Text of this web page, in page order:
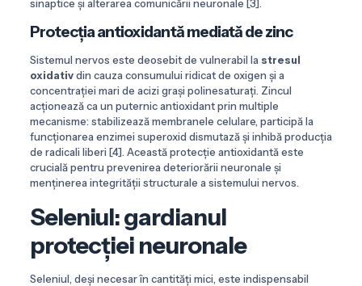
sinaptice și alterarea comunicării neuronale [3].
Protecția antioxidantă mediată de zinc
Sistemul nervos este deosebit de vulnerabil la stresul
oxidativdin cauza consumului ridicat de oxigen și a
concentrației mari de acizi grași polinesaturați. Zincul
acționează ca un puternic antioxidant prin multiple
mecanisme: stabilizează membranele celulare, participă la
funcționarea enzimei superoxid dismutază și inhibă producția
de radicali liberi [4]. Această protecție antioxidantă este
crucială pentru prevenirea deteriorării neuronale și
menținerea integrității structurale a sistemului nervos.
Seleniul: gardianul
protecției neuronale
Seleniul, deși necesar în cantități mici, este indispensabil